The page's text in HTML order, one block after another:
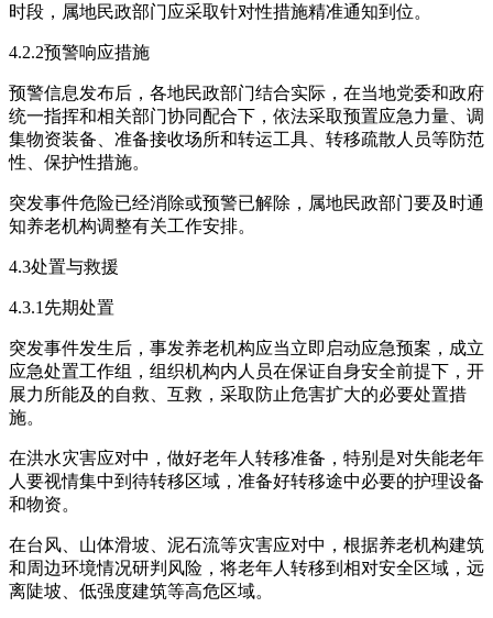
时段，属地民政部门应采取针对性措施精准通知到位。
4.2.2预警响应措施
预警信息发布后，各地民政部门结合实际，在当地党委和政府
统一指挥和相关部门协同配合下，依法采取预置应急力量、调
集物资装备、准备接收场所和转运工具、转移疏散人员等防范
性、保护性措施。
突发事件危险已经消除或预警已解除，属地民政部门要及时通
知养老机构调整有关工作安排。
4.3处置与救援
4.3.1先期处置
突发事件发生后，事发养老机构应当立即启动应急预案，成立
应急处置工作组，组织机构内人员在保证自身安全前提下，开
展力所能及的自救、互救，采取防止危害扩大的必要处置措
施。
在洪水灾害应对中，做好老年人转移准备，特别是对失能老年
人要视情集中到待转移区域，准备好转移途中必要的护理设备
和物资。
在台风、山体滑坡、泥石流等灾害应对中，根据养老机构建筑
和周边环境情况研判风险，将老年人转移到相对安全区域，远
离陡坡、低强度建筑等高危区域。